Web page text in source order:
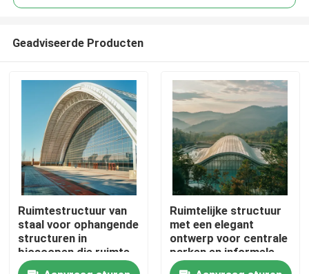
Geadviseerde Producten
Ruimtestructuur van
staal voor ophangende
structuren in
bioscopen die ruimte
en geluidskwaliteit
Ruimtelijke structuur
met een elegant
ontwerp voor centrale
parken en informele
faciliteiten Duurzame